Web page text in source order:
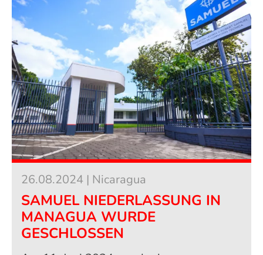
26.08.2024 | Nicaragua
SAMUEL NIEDERLASSUNG IN
MANAGUA WURDE
GESCHLOSSEN